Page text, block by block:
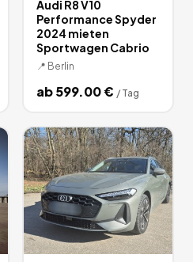
Audi R8 V10
Performance Spyder
2024 mieten
Sportwagen Cabrio
📍 Berlin
ab599.00€ / Tag